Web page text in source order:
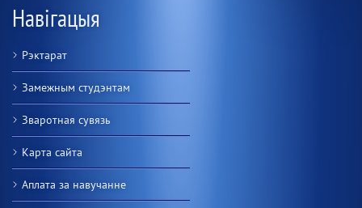
Навігацыя
Рэктарат
Замежным студэнтам
Зваротная сувязь
Карта сайта
Аплата за навучанне